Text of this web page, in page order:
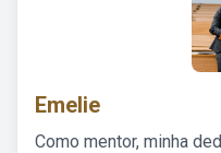
Emelie
Como mentor, minha